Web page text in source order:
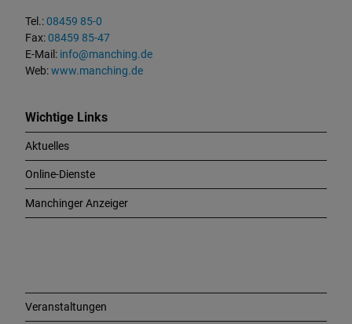
Tel.:08459 85-0
Fax:08459 85-47
E-Mail: info@manching.de
Web:www.manching.de
Wichtige Links
Aktuelles
Online-Dienste
Manchinger Anzeiger
Veranstaltungen